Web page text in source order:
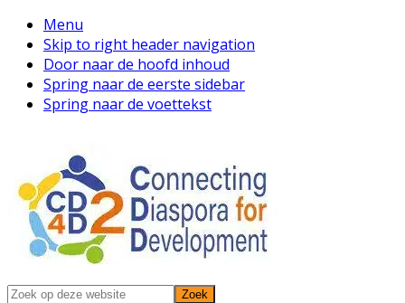
Menu
Skip to right header navigation
Door naar de hoofd inhoud
Spring naar de eerste sidebar
Spring naar de voettekst
Connecting
Zoek